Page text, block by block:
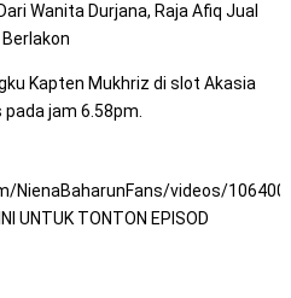
Wanita Durjana, Raja Afiq Jual
Kapten Mukhriz di slot Akasia
jam 6.58pm.
NienaBaharunFans/videos/
UNTUK TONTON EPISOD